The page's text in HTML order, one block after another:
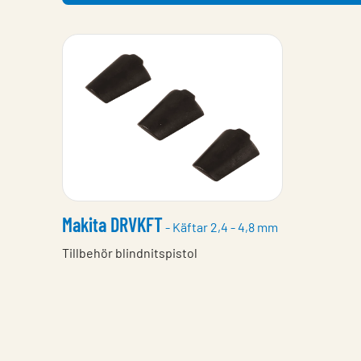
Makita DRVKFT- Käftar 2,4 - 4,8 mm
Tillbehör blindnitspistol